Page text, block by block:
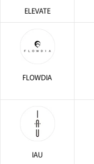
ELEVATE
FLOWDIA
IAU